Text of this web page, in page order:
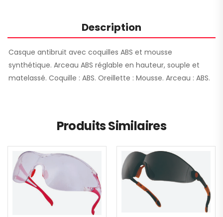
Description
Casque antibruit avec coquilles ABS et mousse
synthétique. Arceau ABS réglable en hauteur, souple et
matelassé. Coquille : ABS. Oreillette : Mousse. Arceau : ABS.
Produits Similaires